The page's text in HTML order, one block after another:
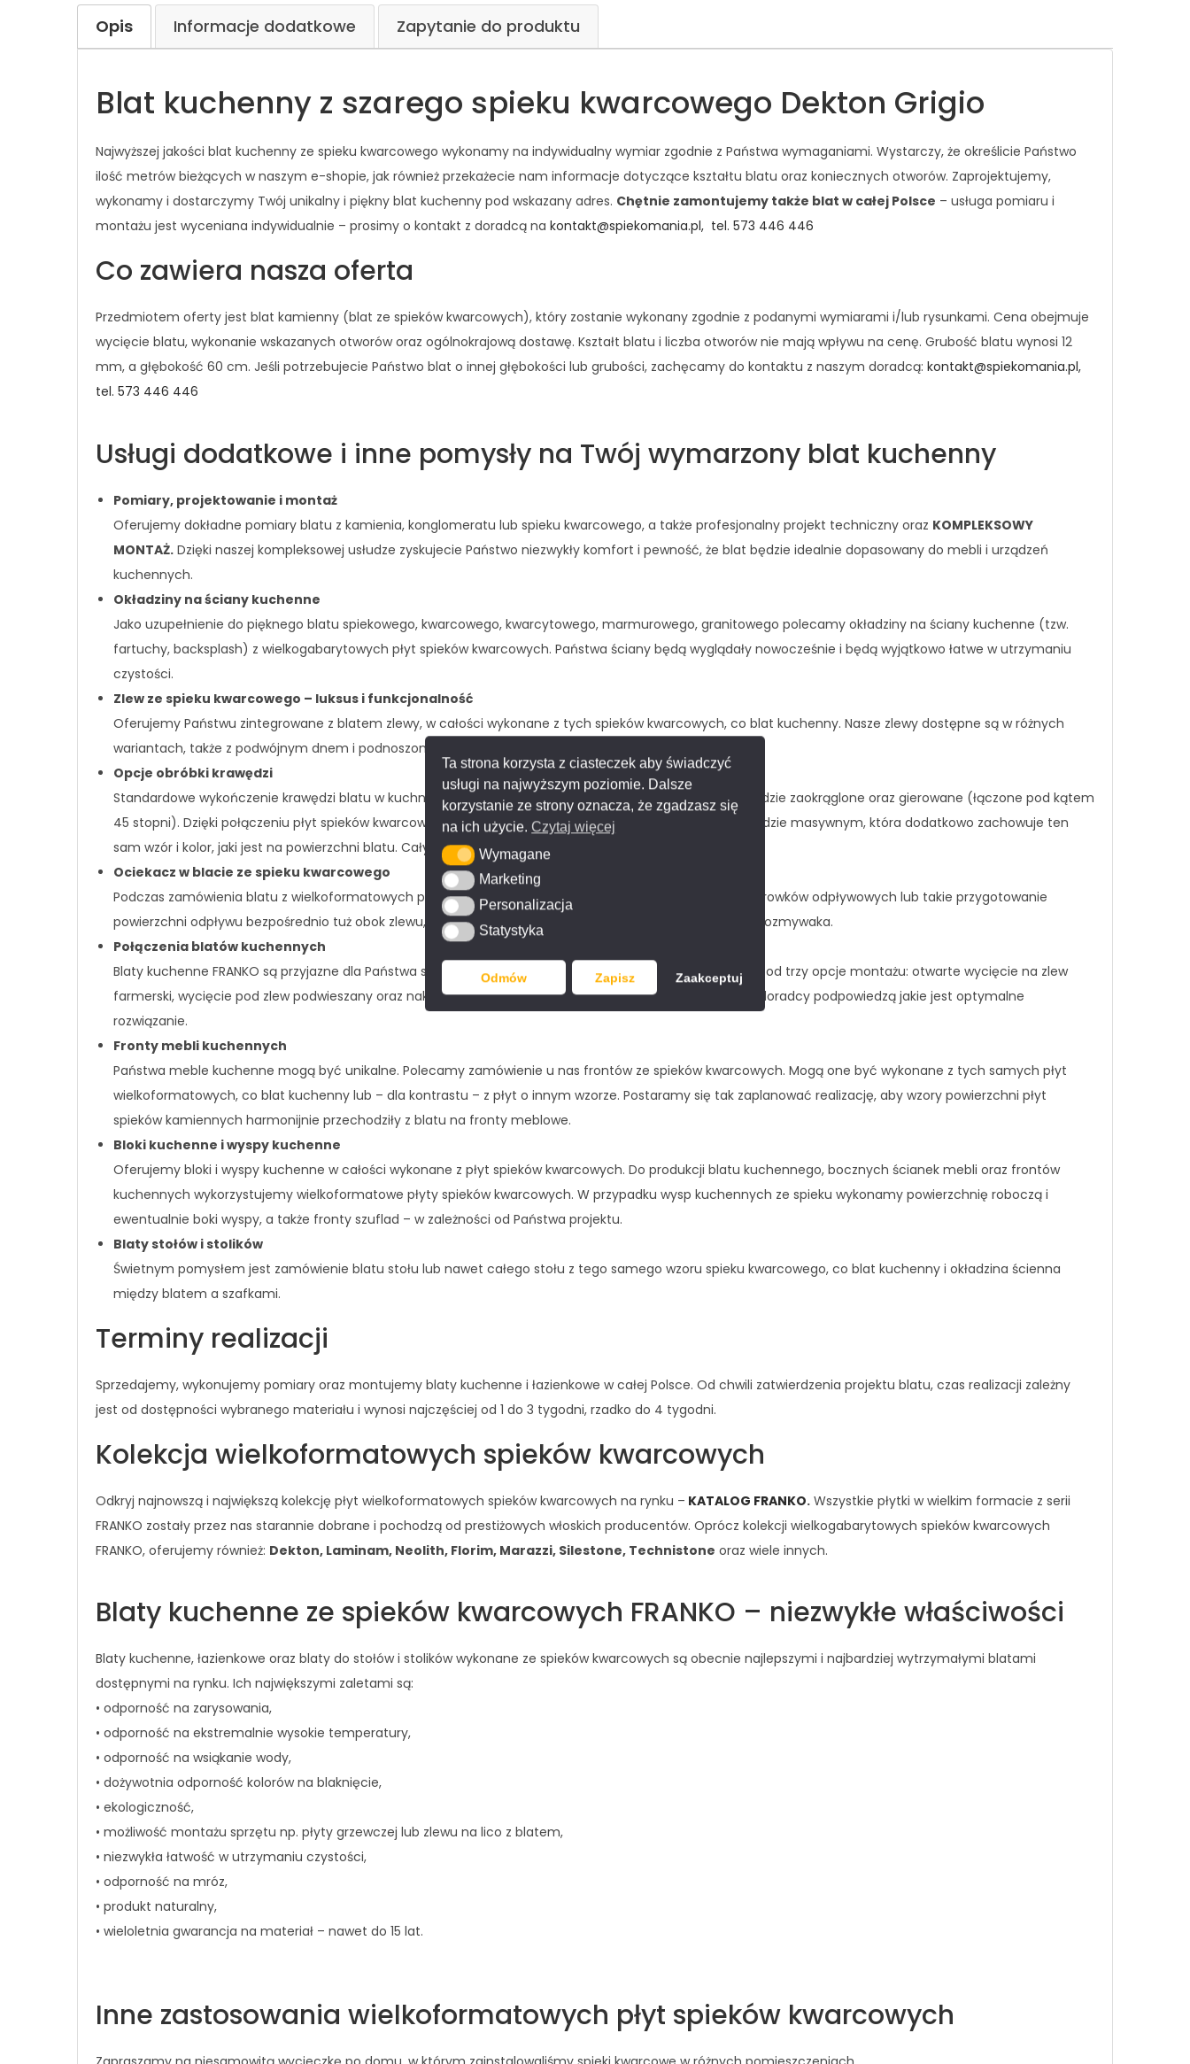
Ta strona korzysta z ciasteczek aby świadczyć
usługi na najwyższym poziomie. Dalsze
korzystanie ze strony oznacza, że zgadzasz się
na ich użycie. Czytaj więcej
WymaganeWymagane
MarketingMarketing
Personalizacja
Personalizacja
StatystykaStatystyka
Odmów Zapisz Zaakceptuj
Opis Informacje dodatkowe Zapytanie do produktu
Blat kuchenny z szarego spieku kwarcowego Dekton Grigio
Najwyższej jakości blat kuchenny ze spieku kwarcowego wykonamy na indywidualny wymiar zgodnie z Państwa wymaganiami. Wystarczy, że określicie Państwo
ilość metrów bieżących w naszym e-shopie, jak również przekażecie nam informacje dotyczące kształtu blatu oraz koniecznych otworów. Zaprojektujemy,
wykonamy i dostarczymy Twój unikalny i piękny blat kuchenny pod wskazany adres. Chętnie zamontujemy także blat w całej Polsce – usługa pomiaru i
montażu jest wyceniana indywidualnie – prosimy o kontakt z doradcą na kontakt@spiekomania.pl, tel. 573 446 446
Co zawiera nasza oferta
Przedmiotem oferty jest blat kamienny (blat ze spieków kwarcowych), który zostanie wykonany zgodnie z podanymi wymiarami i/lub rysunkami. Cena obejmuje
wycięcie blatu, wykonanie wskazanych otworów oraz ogólnokrajową dostawę. Kształt blatu i liczba otworów nie mają wpływu na cenę. Grubość blatu wynosi 12
mm, a głębokość 60 cm. Jeśli potrzebujecie Państwo blat o innej głębokości lub grubości, zachęcamy do kontaktu z naszym doradcą: kontakt@spiekomania.pl,
tel. 573 446 446
Usługi dodatkowe i inne pomysły na Twój wymarzony blat kuchenny
Pomiary, projektowanie i montaż
Oferujemy dokładne pomiary blatu z kamienia, konglomeratu lub spieku kwarcowego, a także profesjonalny projekt techniczny oraz KOMPLEKSOWY
MONTAŻ. Dzięki naszej kompleksowej usłudze zyskujecie Państwo niezwykły komfort i pewność, że blat będzie idealnie dopasowany do mebli i urządzeń
kuchennych.
Okładziny na ściany kuchenne
Jako uzupełnienie do pięknego blatu spiekowego, kwarcowego, kwarcytowego, marmurowego, granitowego polecamy okładziny na ściany kuchenne (tzw.
fartuchy, backsplash) z wielkogabarytowych płyt spieków kwarcowych. Państwa ściany będą wyglądały nowocześnie i będą wyjątkowo łatwe w utrzymaniu
czystości.
Zlew ze spieku kwarcowego – luksus i funkcjonalność
Oferujemy Państwu zintegrowane z blatem zlewy, w całości wykonane z tych spieków kwarcowych, co blat kuchenny. Nasze zlewy dostępne są w różnych
wariantach, także z podwójnym dnem i podnoszoną powierzchnią, która może być zlicowana z blatem.
Opcje obróbki krawędzi
Standardowe wykończenie krawędzi blatu w kuchni i łazience to fazowanie. Na życzenie oferujemy krawędzie zaokrąglone oraz gierowane (łączone pod kątem
45 stopni). Dzięki połączeniu płyt spieków kwarcowych pod kątem 45 stopni uzyskuje się krawędź o wyglądzie masywnym, która dodatkowo zachowuje ten
sam wzór i kolor, jaki jest na powierzchni blatu. Cały blat wygląda niezwykle efektownie.
Ociekacz w blacie ze spieku kwarcowego
Podczas zamówienia blatu z wielkoformatowych płyt spieków kwarcowych polecamy wybór specjalnych rowków odpływowych lub takie przygotowanie
powierzchni odpływu bezpośrednio tuż obok zlewu, która umożliwi łatwe spływanie wody z naczyń do zlewozmywaka.
Połączenia blatów kuchennych
Blaty kuchenne FRANKO są przyjazne dla Państwa sprzętów i akcesoriów kuchennych. Przygotujemy blat pod trzy opcje montażu: otwarte wycięcie na zlew
farmerski, wycięcie pod zlew podwieszany oraz nakładany, instalacja na równi z blatem (licowanie). Nasi doradcy podpowiedzą jakie jest optymalne
rozwiązanie.
Fronty mebli kuchennych
Państwa meble kuchenne mogą być unikalne. Polecamy zamówienie u nas frontów ze spieków kwarcowych. Mogą one być wykonane z tych samych płyt
wielkoformatowych, co blat kuchenny lub – dla kontrastu – z płyt o innym wzorze. Postaramy się tak zaplanować realizację, aby wzory powierzchni płyt
spieków kamiennych harmonijnie przechodziły z blatu na fronty meblowe.
Bloki kuchenne i wyspy kuchenne
Oferujemy bloki i wyspy kuchenne w całości wykonane z płyt spieków kwarcowych. Do produkcji blatu kuchennego, bocznych ścianek mebli oraz frontów
kuchennych wykorzystujemy wielkoformatowe płyty spieków kwarcowych. W przypadku wysp kuchennych ze spieku wykonamy powierzchnię roboczą i
ewentualnie boki wyspy, a także fronty szuflad – w zależności od Państwa projektu.
Blaty stołów i stolików
Świetnym pomysłem jest zamówienie blatu stołu lub nawet całego stołu z tego samego wzoru spieku kwarcowego, co blat kuchenny i okładzina ścienna
między blatem a szafkami.
Terminy realizacji
Sprzedajemy, wykonujemy pomiary oraz montujemy blaty kuchenne i łazienkowe w całej Polsce. Od chwili zatwierdzenia projektu blatu, czas realizacji zależny
jest od dostępności wybranego materiału i wynosi najczęściej od 1 do 3 tygodni, rzadko do 4 tygodni.
Kolekcja wielkoformatowych spieków kwarcowych
Odkryj najnowszą i największą kolekcję płyt wielkoformatowych spieków kwarcowych na rynku – KATALOG FRANKO. Wszystkie płytki w wielkim formacie z serii
FRANKO zostały przez nas starannie dobrane i pochodzą od prestiżowych włoskich producentów. Oprócz kolekcji wielkogabarytowych spieków kwarcowych
FRANKO, oferujemy również: Dekton, Laminam, Neolith, Florim, Marazzi, Silestone, Technistone oraz wiele innych.
Blaty kuchenne ze spieków kwarcowych FRANKO – niezwykłe właściwości
Blaty kuchenne, łazienkowe oraz blaty do stołów i stolików wykonane ze spieków kwarcowych są obecnie najlepszymi i najbardziej wytrzymałymi blatami
dostępnymi na rynku. Ich największymi zaletami są:
• odporność na zarysowania,
• odporność na ekstremalnie wysokie temperatury,
• odporność na wsiąkanie wody,
• dożywotnia odporność kolorów na blaknięcie,
• ekologiczność,
• możliwość montażu sprzętu np. płyty grzewczej lub zlewu na lico z blatem,
• niezwykła łatwość w utrzymaniu czystości,
• odporność na mróz,
• produkt naturalny,
• wieloletnia gwarancja na materiał – nawet do 15 lat.
Inne zastosowania wielkoformatowych płyt spieków kwarcowych